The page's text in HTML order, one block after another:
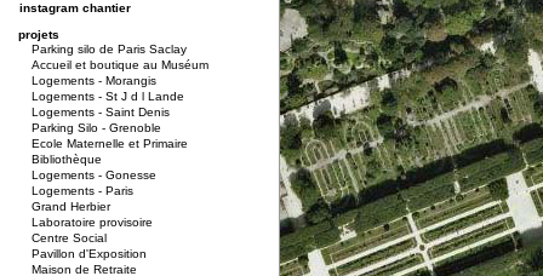
instagram chantier
projets
Parking silo de Paris Saclay
Accueil et boutique au Muséum
Logements - Morangis
Logements - St J d l Lande
Logements - Saint Denis
Parking Silo - Grenoble
Ecole Maternelle et Primaire
Bibliothèque
Logements - Gonesse
Logements - Paris
Grand Herbier
Laboratoire provisoire
Centre Social
Pavillon d'Exposition
Maison de Retraite